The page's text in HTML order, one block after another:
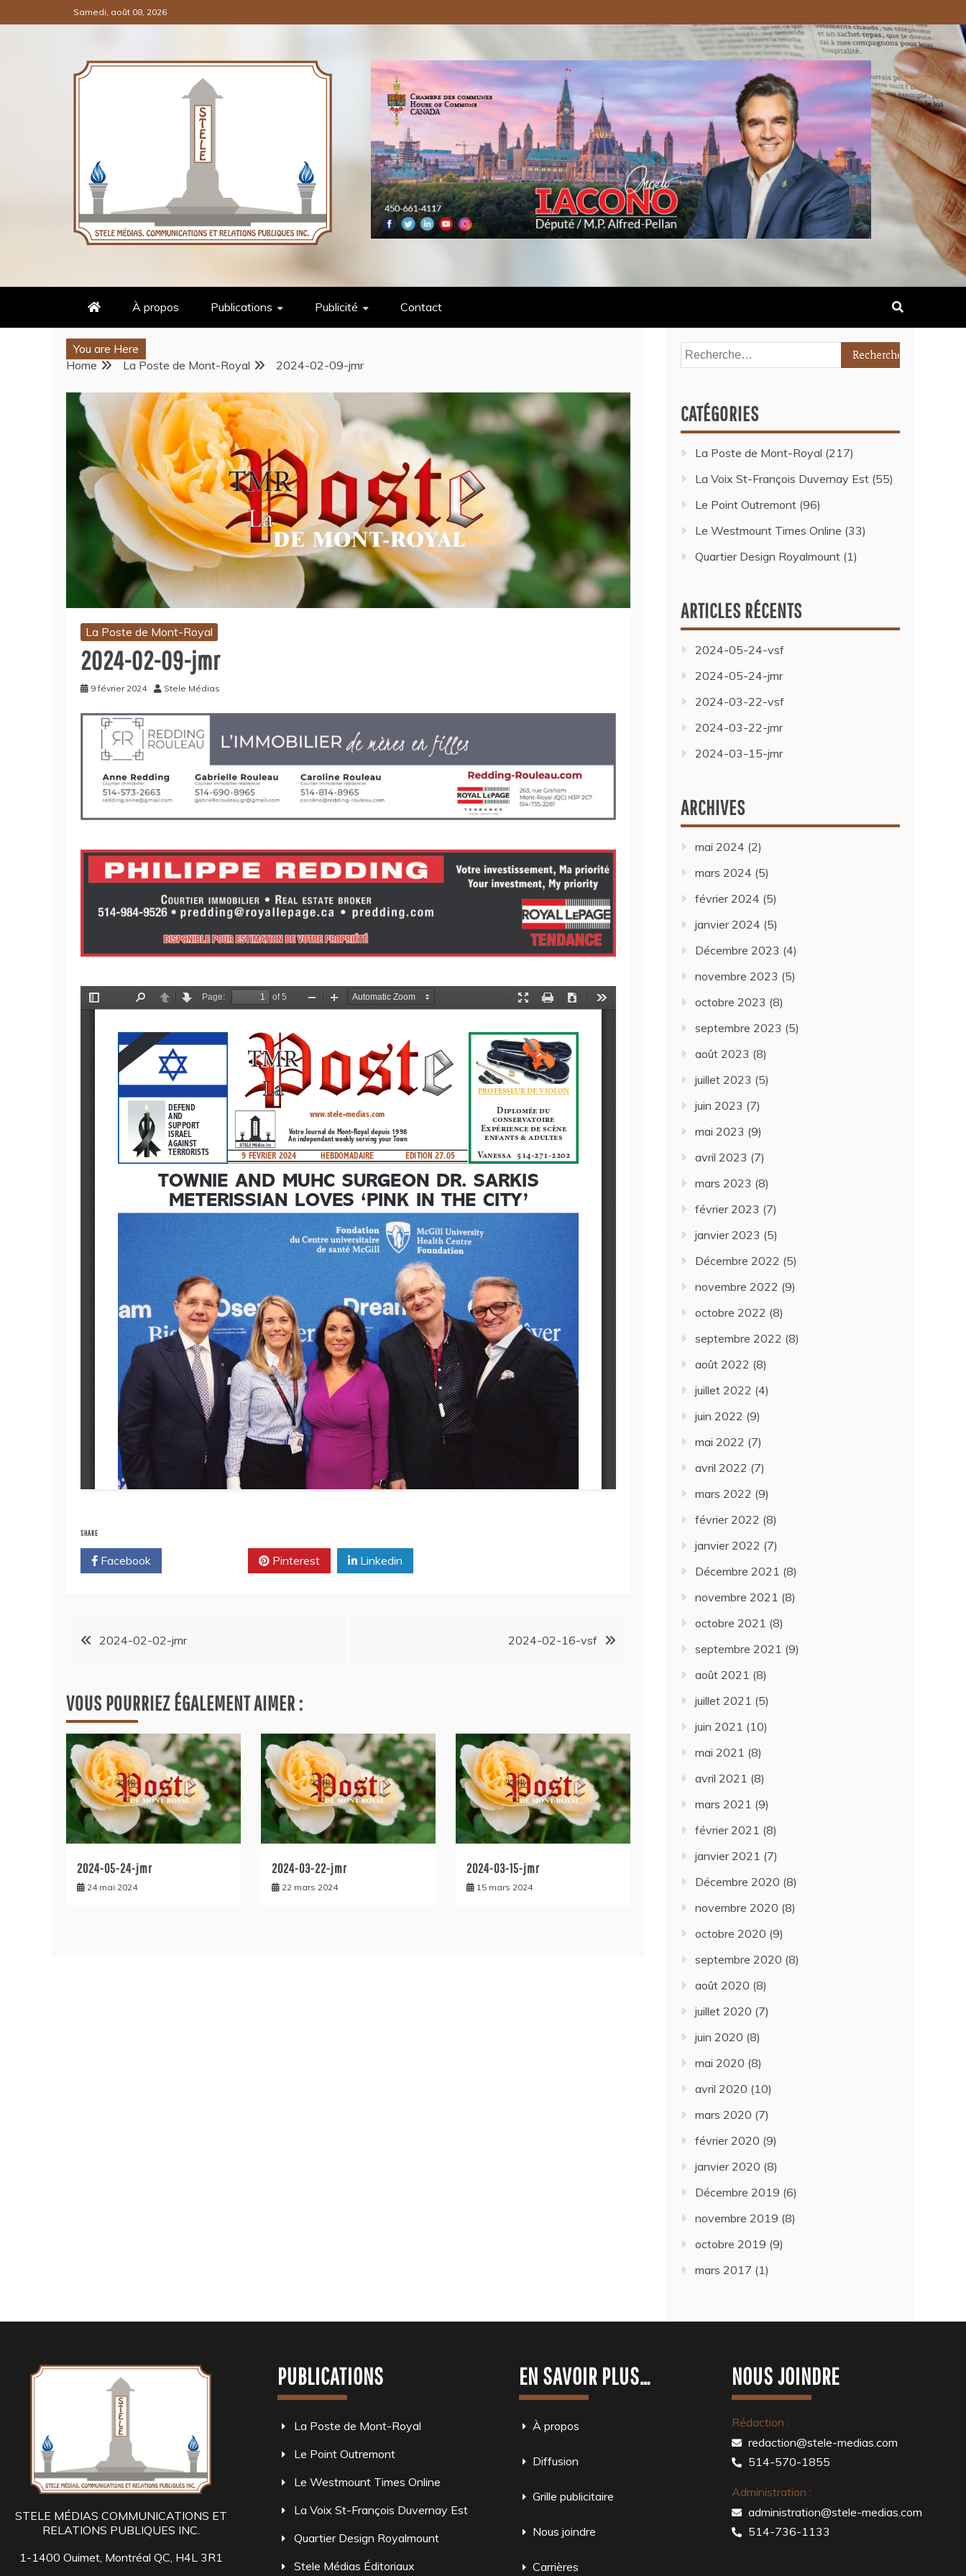
Samedi, août 08, 2026
À propos Publications Publicité Contact
You are Here
Home
La Poste de Mont-Royal 2024-02-09-jmr
La Poste de Mont-Royal
2024-02-09-jmr
9 février 2024 Stele Médias
SHARE
Facebook Pinterest Linkedin
2024-02-02-jmr 2024-02-16-vsf
VOUS POURRIEZ ÉGALEMENT AIMER :
2024-05-24-jmr
24 mai 2024
2024-03-22-jmr
22 mars 2024
2024-03-15-jmr
15 mars 2024
CATÉGORIES
La Poste de Mont-Royal (217)
La Voix St-François Duvernay Est (55)
Le Point Outremont (96)
Le Westmount Times Online (33)
Quartier Design Royalmount (1)
ARTICLES RÉCENTS
2024-05-24-vsf
2024-05-24-jmr
2024-03-22-vsf
2024-03-22-jmr
2024-03-15-jmr
ARCHIVES
mai 2024 (2)
mars 2024 (5)
février 2024 (5)
janvier 2024 (5)
Décembre 2023 (4)
novembre 2023 (5)
octobre 2023 (8)
septembre 2023 (5)
août 2023 (8)
juillet 2023 (5)
juin 2023 (7)
mai 2023 (9)
avril 2023 (7)
mars 2023 (8)
février 2023 (7)
janvier 2023 (5)
Décembre 2022 (5)
novembre 2022 (9)
octobre 2022 (8)
septembre 2022 (8)
août 2022 (8)
juillet 2022 (4)
juin 2022 (9)
mai 2022 (7)
avril 2022 (7)
mars 2022 (9)
février 2022 (8)
janvier 2022 (7)
Décembre 2021 (8)
novembre 2021 (8)
octobre 2021 (8)
septembre 2021 (9)
août 2021 (8)
juillet 2021 (5)
juin 2021 (10)
mai 2021 (8)
avril 2021 (8)
mars 2021 (9)
février 2021 (8)
janvier 2021 (7)
Décembre 2020 (8)
novembre 2020 (8)
octobre 2020 (9)
septembre 2020 (8)
août 2020 (8)
juillet 2020 (7)
juin 2020 (8)
mai 2020 (8)
avril 2020 (10)
mars 2020 (7)
février 2020 (9)
janvier 2020 (8)
Décembre 2019 (6)
novembre 2019 (8)
octobre 2019 (9)
mars 2017 (1)
STELE MÉDIAS COMMUNICATIONS ET
RELATIONS PUBLIQUES INC.
1-1400 Ouimet, Montréal QC, H4L 3R1
PUBLICATIONS
La Poste de Mont-Royal
Le Point Outremont
Le Westmount Times Online
La Voix St-François Duvernay Est
Quartier Design Royalmount
Stele Médias Éditoriaux
EN SAVOIR PLUS…
À propos
Diffusion
Grille publicitaire
Nous joindre
Carrières
NOUS JOINDRE
Rédaction :
redaction@stele-medias.com
514-570-1855
Administration :
administration@stele-medias.com
514-736-1133